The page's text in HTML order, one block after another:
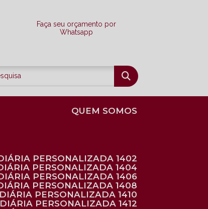
Faça seu orçamento por
Whatsapp
QUEM SOMOS
PERSONALIZADA 1402
PERSONALIZADA 1404
PERSONALIZADA 1406
PERSONALIZADA 1408
DIÁRIA PERSONALIZADA 1410
DIÁRIA PERSONALIZADA 1412